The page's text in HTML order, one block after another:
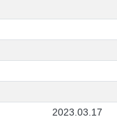
2023.03.17